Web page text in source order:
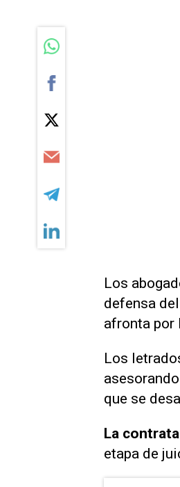
Los
defensa
afronta por
Los
que se
La
etapa de